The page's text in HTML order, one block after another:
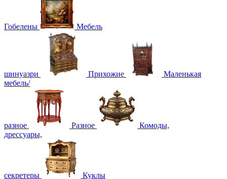
Гобелены Мебель
шинуазри Прихожие
Маленькая
мебель/
разное Разное
Комоды,
дрессуары,
секретеры Куклы